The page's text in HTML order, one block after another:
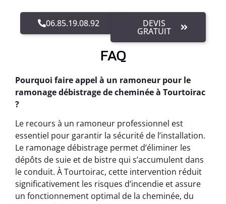
06.85.19.08.92 DEVIS
GRATUIT
FAQ
Pourquoi faire appel à un ramoneur pour le
ramonage débistrage de cheminée à Tourtoirac
?
Le recours à un ramoneur professionnel est
essentiel pour garantir la sécurité de l’installation.
Le ramonage débistrage permet d’éliminer les
dépôts de suie et de bistre qui s’accumulent dans
le conduit. À Tourtoirac, cette intervention réduit
significativement les risques d’incendie et assure
un fonctionnement optimal de la cheminée, du